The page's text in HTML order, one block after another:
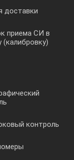
доставки
приема СИ в
(калибровку)
контроль